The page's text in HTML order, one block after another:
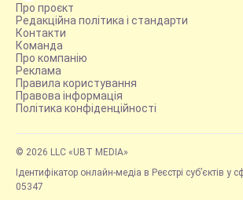
Про проєкт
Редакційна політика і стандарти
Контакти
Команда
Про компанію
Реклама
Правила користування
Правова інформація
Політика конфіденційності
© 2026 LLC «UBT MEDIA»
Ідентифікатор онлайн-медіа в Реєстрі суб’єктів у
05347